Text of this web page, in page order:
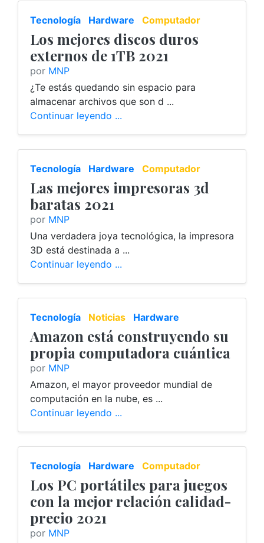
Tecnología Hardware Computador
Los mejores discos duros
externos de 1TB 2021
por MNP
¿Te estás quedando sin espacio para
almacenar archivos que son d ...
Continuar leyendo ...
Tecnología Hardware Computador
Las mejores impresoras 3d
baratas 2021
por MNP
Una verdadera joya tecnológica, la impresora
3D está destinada a ...
Continuar leyendo ...
Tecnología Noticias
Hardware
Computador
Amazon está construyendo su
propia computadora cuántica
por MNP
Amazon, el mayor proveedor mundial de
computación en la nube, es ...
Continuar leyendo ...
Tecnología Hardware Computador
Los PC portátiles para juegos
con la mejor relación calidad-
precio 2021
por MNP